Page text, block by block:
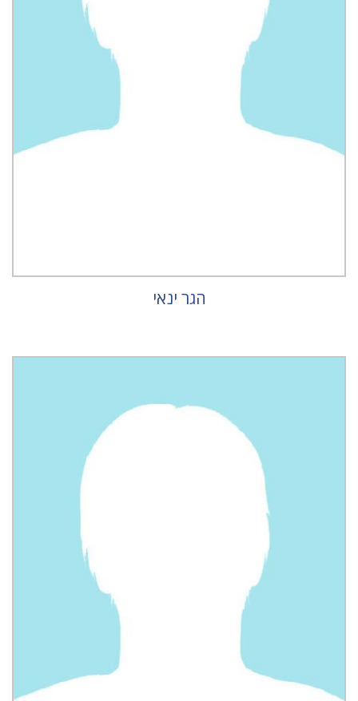
הגר ינאי